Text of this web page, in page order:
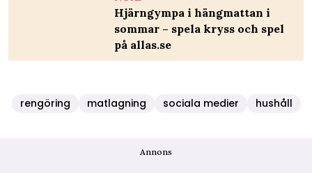
Hjärngympa i hängmattan i
sommar – spela kryss och spel
på allas.se
rengöring matlagning sociala medier hushåll
Annons